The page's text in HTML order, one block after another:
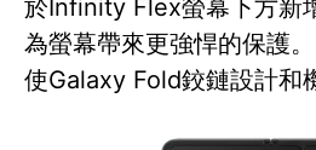
於Infinity Flex螢幕下方新
為螢幕帶來更強悍的保護。
使Galaxy Fold鉸鏈設計和